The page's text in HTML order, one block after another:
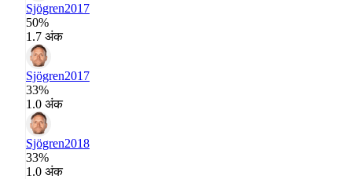
Sjögren2017
50%
1.7 अंक
Sjögren2017
33%
1.0 अंक
Sjögren2018
33%
1.0 अंक